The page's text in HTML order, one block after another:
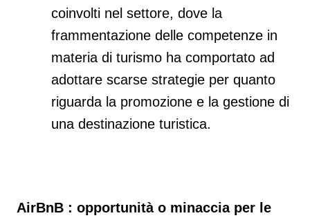
coinvolti nel settore, dove la
frammentazione delle competenze in
materia di turismo ha comportato ad
adottare scarse strategie per quanto
riguarda la promozione e la gestione di
una destinazione turistica.
AirBnB : opportunità o minaccia per le